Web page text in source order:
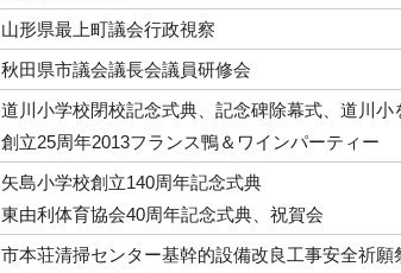
山形県最上町議会行政視察
秋田県市議会議長会議員研修会
道川小学校閉校記念式典、記念碑除幕式、道川小
創立25周年2013フランス鴨＆ワインパーティー
矢島小学校創立140周年記念式典
東由利体育協会40周年記念式典、祝賀会
市本荘清掃センター基幹的設備改良工事安全祈願